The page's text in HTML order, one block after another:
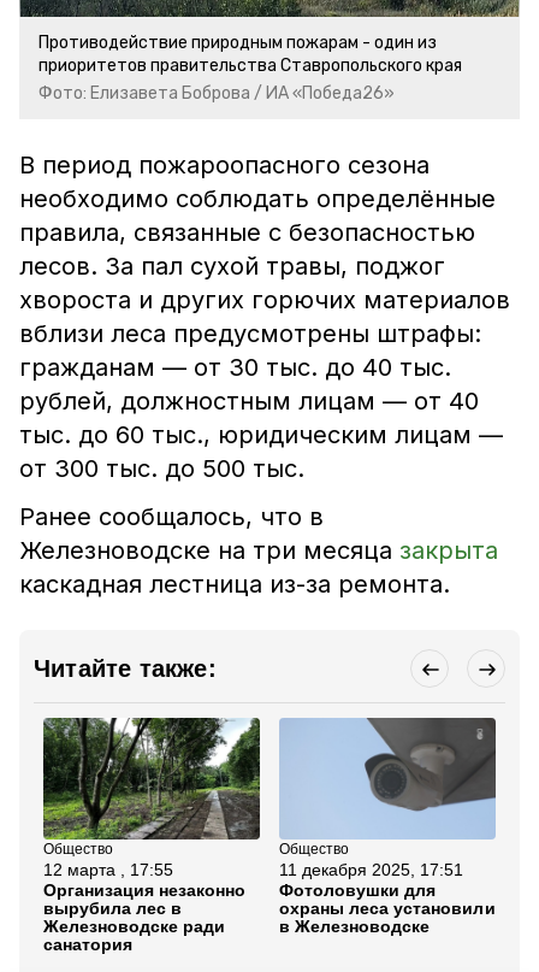
Противодействие природным пожарам - один из
приоритетов правительства Ставропольского края
Фото: Елизавета Боброва / ИА «Победа26»
В период пожароопасного сезона
необходимо соблюдать определённые
правила, связанные с безопасностью
лесов. За пал сухой травы, поджог
хвороста и других горючих материалов
вблизи леса предусмотрены штрафы:
гражданам — от 30 тыс. до 40 тыс.
рублей, должностным лицам — от 40
тыс. до 60 тыс., юридическим лицам —
от 300 тыс. до 500 тыс.
Ранее сообщалось, что в
Железноводске на три месяца закрыта
каскадная лестница из-за ремонта.
Читайте также:
Общество
12 марта , 17:55
Организация незаконно
вырубила лес в
Железноводске ради
санатория
Общество
11 декабря 2025, 17:51
Фотоловушки для
охраны леса установили
в Железноводске